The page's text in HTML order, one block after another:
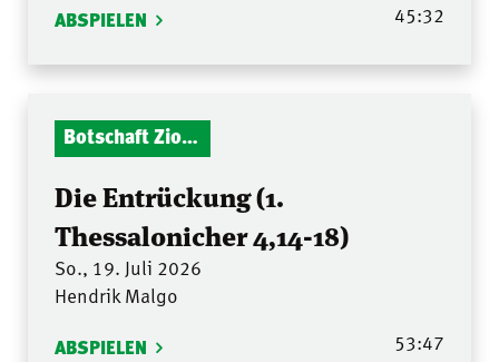
ABSPIELEN 45:32
Botschaft Zionshalle
Die Entrückung (1.
Thessalonicher 4,14-18)
So., 19. Juli 2026
Hendrik Malgo
ABSPIELEN 53:47